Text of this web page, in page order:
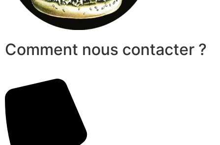
Comment nous contacter ?